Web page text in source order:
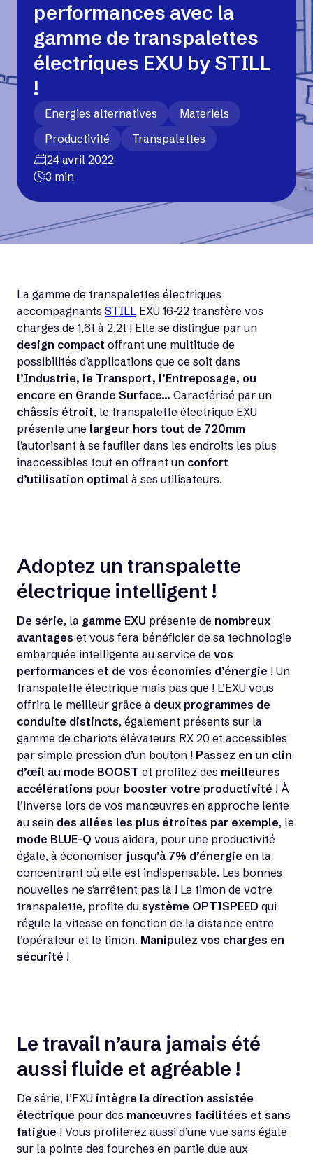
performances avec la
gamme de transpalettes
électriques EXU by STILL
!
Energies alternatives
Materiels
Productivité
Transpalettes
24 avril 2022
3 min
La gamme de transpalettes électriques
accompagnants STILL EXU 16-22 transfère vos
charges de 1,6t à 2,2t ! Elle se distingue par un
design compact offrant une multitude de
possibilités d’applications que ce soit dans
l’Industrie, le Transport, l’Entreposage, ou
encore en Grande Surface… Caractérisé par un
châssis étroit, le transpalette électrique EXU
présente une largeur hors tout de 720mm
l’autorisant à se faufiler dans les endroits les plus
inaccessibles tout en offrant un confort
d’utilisation optimal à ses utilisateurs.
Adoptez un transpalette
électrique intelligent !
De série, la gamme EXU présente de nombreux
avantages et vous fera bénéficier de sa technologie
embarquée intelligente au service de vos
performances et de vos économies d’énergie ! Un
transpalette électrique mais pas que ! L’EXU vous
offrira le meilleur grâce à deux programmes de
conduite distincts, également présents sur la
gamme de chariots élévateurs RX 20 et accessibles
par simple pression d’un bouton ! Passez en un clin
d’œil au mode BOOST et profitez des meilleures
accélérations pour booster votre productivité ! À
l’inverse lors de vos manœuvres en approche lente
au sein des allées les plus étroites par exemple, le
mode BLUE-Q vous aidera, pour une productivité
égale, à économiser jusqu’à 7% d’énergie en la
concentrant où elle est indispensable. Les bonnes
nouvelles ne s’arrêtent pas là ! Le timon de votre
transpalette, profite du système OPTISPEED qui
régule la vitesse en fonction de la distance entre
l’opérateur et le timon. Manipulez vos charges en
sécurité !
Le travail n’aura jamais été
aussi fluide et agréable !
De série, l’EXU intègre la direction assistée
électrique pour des manœuvres facilitées et sans
fatigue ! Vous profiterez aussi d’une vue sans égale
sur la pointe des fourches en partie due aux